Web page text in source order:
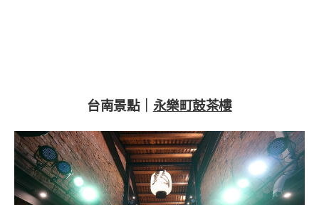
台南景點｜ 永樂町鼓茶樓